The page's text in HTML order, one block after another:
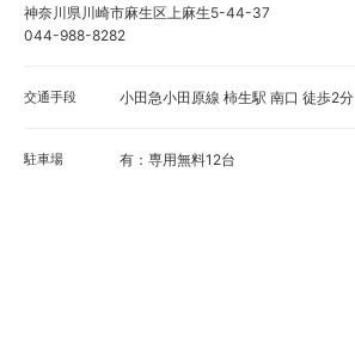
神奈川県川崎市麻生区上麻生5-44-37
044-988-8282
交通手段 小田急小田原線 柿生駅 南口 徒歩2分
駐車場 有：専用無料12台